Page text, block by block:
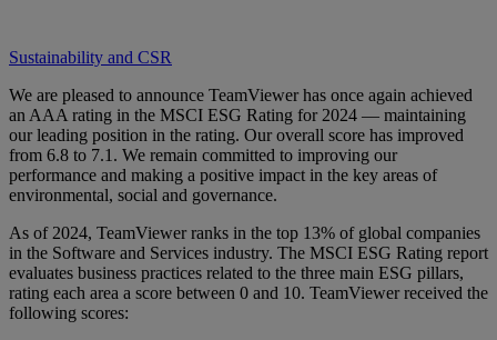
Sustainability and CSR
We are pleased to announce TeamViewer has once again achieved
an AAA rating in the MSCI ESG Rating for 2024 — maintaining
our leading position in the rating. Our overall score has improved
from 6.8 to 7.1. We remain committed to improving our
performance and making a positive impact in the key areas of
environmental, social and governance.
As of 2024, TeamViewer ranks in the top 13% of global companies
in the Software and Services industry. The MSCI ESG Rating report
evaluates business practices related to the three main ESG pillars,
rating each area a score between 0 and 10. TeamViewer received the
following scores: